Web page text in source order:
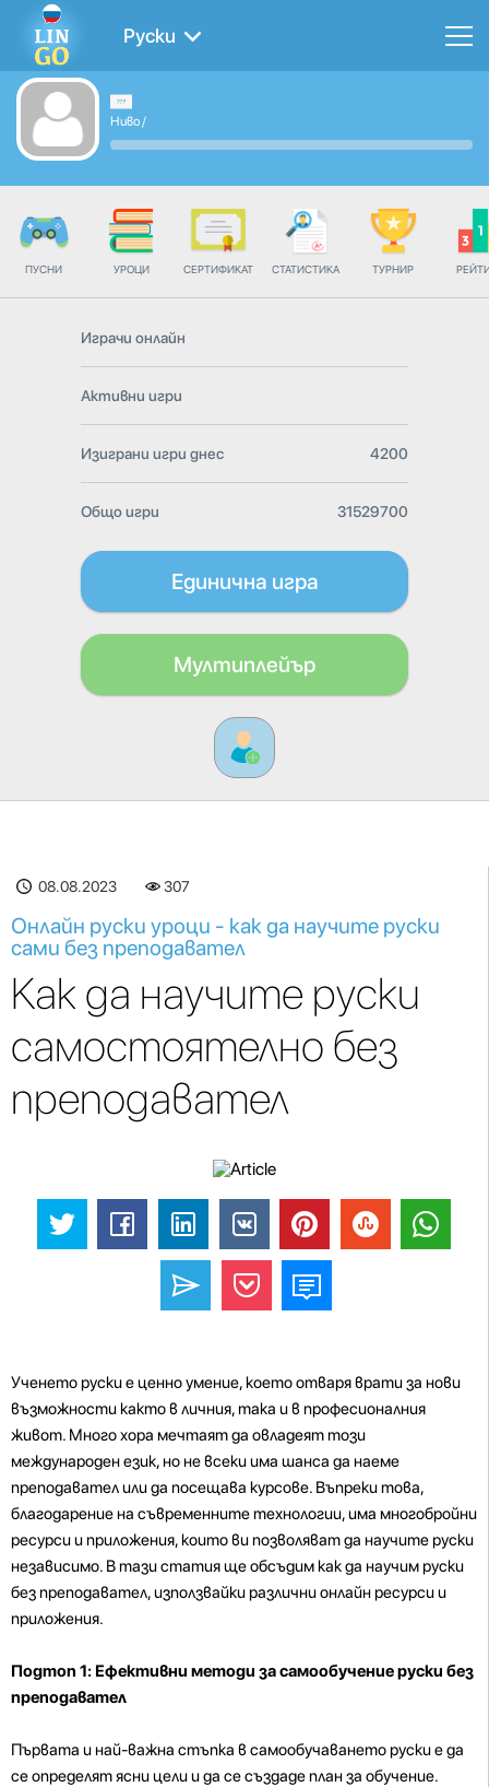
Руски
Ниво/
ПУСНИ УРОЦИ СЕРТИФИКАТ СТАТИСТИКА ТУРНИР
Играчи онлайн
Активни игри
Изиграни игри днес 4200
Общо игри 31529700
Единична игра
Мултиплейър
08.08.2023 307
Онлайн руски уроци - как да научите руски
сами без преподавател
Как да научите руски
самостоятелно без
преподавател
Ученето руски е ценно умение, което отваря врати за нови
възможности както в личния, така и в професионалния
живот. Много хора мечтаят да овладеят този
международен език, но не всеки има шанса да наеме
преподавател или да посещава курсове. Въпреки това,
благодарение на съвременните технологии, има многобройни
ресурси и приложения, които ви позволяват да научите руски
независимо. В тази статия ще обсъдим как да научим руски
без преподавател, използвайки различни онлайн ресурси и
приложения.
Подтоп 1: Ефективни методи за самообучение руски без
преподавател
Първата и най-важна стъпка в самообучаването руски е да
се определят ясни цели и да се създаде план за обучение.